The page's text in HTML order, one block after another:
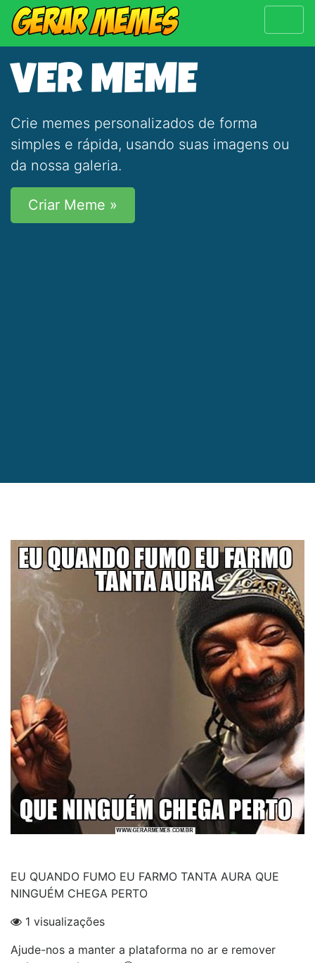
VER MEME
Crie memes personalizados de forma
simples e rápida, usando suas imagens ou
da nossa galeria.
Criar Meme »
EU QUANDO FUMO EU FARMO TANTA AURA QUE
NINGUÉM CHEGA PERTO
1 visualizações
Ajude-nos a manter a plataforma no ar e remover